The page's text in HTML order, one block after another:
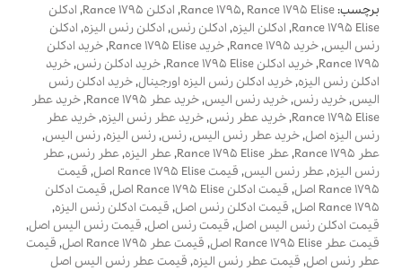
برچسب: Rance 1795, Rance 1795 Elise
, ادکلن Rance 1795 , ادکلن
Rance 1795 Elise
, ادکلن الیزه, ادکلن رنس, ادکلن رنس الیزه, ادکلن
رنس الیس,خرید Rance 1795 ,خرید Rance 1795 Elise ,خرید ادکلن
Rance 1795
,خرید ادکلن Rance 1795 Elise ,خرید ادکلن رنس,خرید
ادکلن رنس الیزه,خرید ادکلن رنس الیزه اورجینال,خرید ادکلن رنس
الیس,خرید رنس,خرید رنس الیس,خرید عطر Rance 1795 ,خرید عطر
Rance 1795 Elise
,خرید عطر رنس,خرید عطر رنس الیزه,خرید عطر
رنس الیزه اصل,خرید عطر رنس الیس,رنس,رنس الیزه,رنس الیس,
عطر Rance 1795
,عطر Rance 1795 Elise ,عطر الیزه,عطر رنس,عطر
رنس الیزه,عطر رنس الیس, قیمت Rance 1795 Elise اصل , قیمت
Rance 1795 اصل
, قیمت ادکلن Rance 1795 Elise اصل , قیمت ادکلن
Rance 1795 اصل
, قیمت ادکلن رنس اصل, قیمت ادکلن رنس الیزه,
قیمت ادکلن رنس الیس اصل, قیمت رنس اصل, قیمت رنس الیس اصل,
قیمت عطر Rance 1795 Elise اصل
, قیمت عطر Rance 1795 اصل , قیمت
عطر رنس اصل, قیمت عطر رنس الیزه, قیمت عطر رنس الیس اصل